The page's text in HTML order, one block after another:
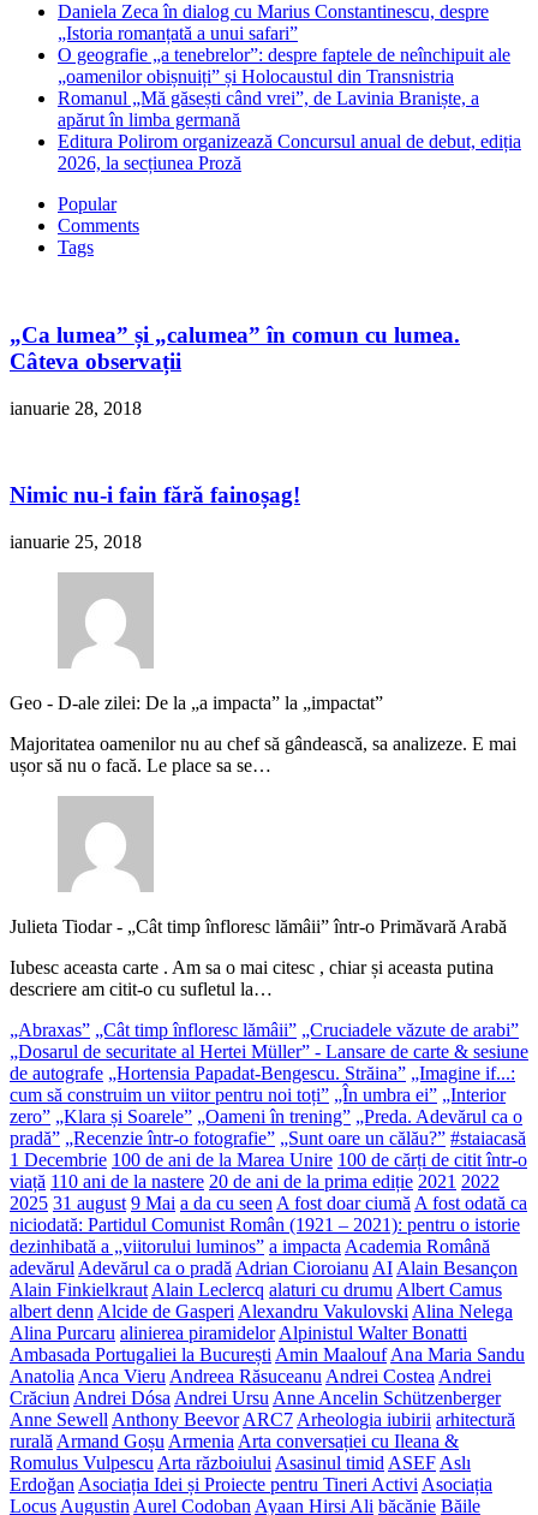
Daniela Zeca în dialog cu Marius Constantinescu, despre
„Istoria romanțată a unui safari”
O geografie „a tenebrelor”: despre faptele de neînchipuit ale
„oamenilor obișnuiți” și Holocaustul din Transnistria
Romanul „Mă găsești când vrei”, de Lavinia Braniște, a
apărut în limba germană
Editura Polirom organizează Concursul anual de debut, ediția
2026, la secțiunea Proză
Popular
Comments
Tags
„Ca lumea” și „calumea” în comun cu lumea.
Câteva observații
ianuarie 28, 2018
Nimic nu-i fain fără fainoșag!
ianuarie 25, 2018
Geo - D-ale zilei: De la „a impacta” la „impactat”
Majoritatea oamenilor nu au chef să gândească, sa analizeze. E mai
ușor să nu o facă. Le place sa se…
Julieta Tiodar- „Cât timp înfloresc lămâii” într-o Primăvară Arabă
Iubesc aceasta carte . Am sa o mai citesc , chiar și aceasta putina
descriere am citit-o cu sufletul la…
„Abraxas” „Cât timp înfloresc lămâii” „Cruciadele văzute de arabi”
„Dosarul de securitate al Hertei Müller” - Lansare de carte & sesiune
de autografe „Hortensia Papadat-Bengescu. Străina” „Imagine if...:
cum să construim un viitor pentru noi toți” „În umbra ei” „Interior
zero” „Klara și Soarele” „Oameni în trening” „Preda. Adevărul ca o
pradă” „Recenzie într-o fotografie” „Sunt oare un călău?” #staiacasă
1 Decembrie 100 de ani de la Marea Unire 100 de cărți de citit într-o
viață 110 ani de la nastere 20 de ani de la prima ediție 2021 2022
2025 31 august 9 Mai a da cu seen A fost doar ciumă A fost odată ca
niciodată: Partidul Comunist Român (1921 – 2021): pentru o istorie
dezinhibată a „viitorului luminos” a impacta Academia Română
adevărul Adevărul ca o pradă Adrian Cioroianu AI Alain Besançon
Alain Finkielkraut Alain Leclercq alaturi cu drumu Albert Camus
albert denn Alcide de Gasperi Alexandru Vakulovski Alina Nelega
Alina Purcaru alinierea piramidelor Alpinistul Walter Bonatti
Ambasada Portugaliei la București Amin Maalouf Ana Maria Sandu
Anatolia Anca Vieru Andreea Răsuceanu Andrei Costea Andrei
Crăciun Andrei Dósa Andrei Ursu Anne Ancelin Schützenberger
Anne Sewell Anthony Beevor ARC7 Arheologia iubirii arhitectură
rurală Armand Goșu Armenia Arta conversației cu Ileana &
Romulus Vulpescu Arta războiului Asasinul timid ASEF Aslı
Erdoğan Asociația Idei și Proiecte pentru Tineri Activi Asociația
Locus Augustin Aurel Codoban Ayaan Hirsi Ali băcănie Băile